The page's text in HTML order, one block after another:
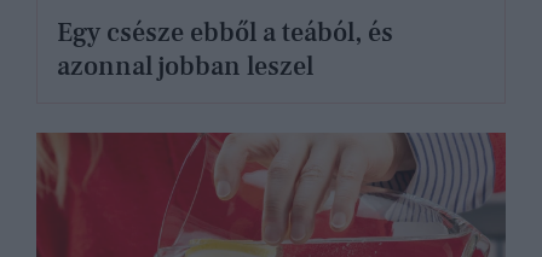
Egy csésze ebből a teából, és
azonnal jobban leszel